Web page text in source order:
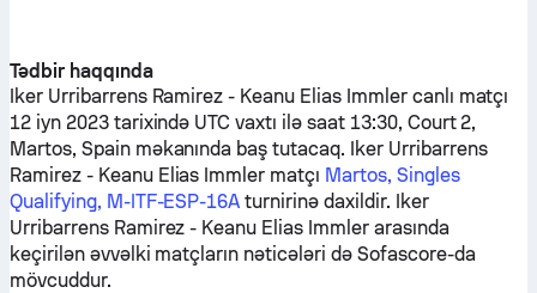
Tədbir haqqında
Iker Urribarrens Ramirez - Keanu Elias Immlercanlı matçı
12 iyn 2023 tarixində UTC vaxtı ilə saat 13:30, Court 2,
Martos, Spain məkanında baş tutacaq. Iker Urribarrens
Ramirez- Keanu Elias Immler matçı Martos, Singles
Qualifying, M-ITF-ESP-16A turnirinə daxildir. Iker
Urribarrens Ramirez - Keanu Elias Immlerarasında
keçirilən əvvəlki matçların nəticələri də Sofascore-da
mövcuddur.